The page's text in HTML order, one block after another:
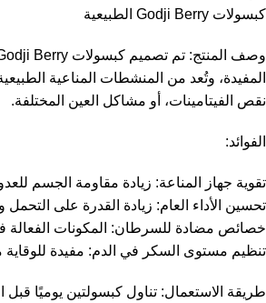
كبسولات Godji Berry الطبيعية
المفيدة، وتُعد من المنشطات المناعية
نقص الفيتامينات، أو مشاكل العين المختلفة.
الفوائد:
تقوية جهاز المناعة: زيادة مقاومة الجسم
تحسين الأداء العام: زيادة القدرة على
خصائص مضادة للسرطان: المكونات الفعالة
تنظيم مستوى السكر في الدم: مفيدة
طريقة الاستعمال: تناول كبسولتين يوميًا قبل